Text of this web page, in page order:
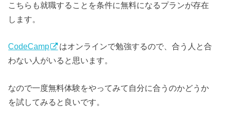
こちらも就職することを条件に無料になるプランが存在
します。
CodeCamp
はオンラインで勉強するので、合う人と合
わない人がいると思います。
なので一度無料体験をやってみて自分に合うのかどうか
を試してみると良いです。